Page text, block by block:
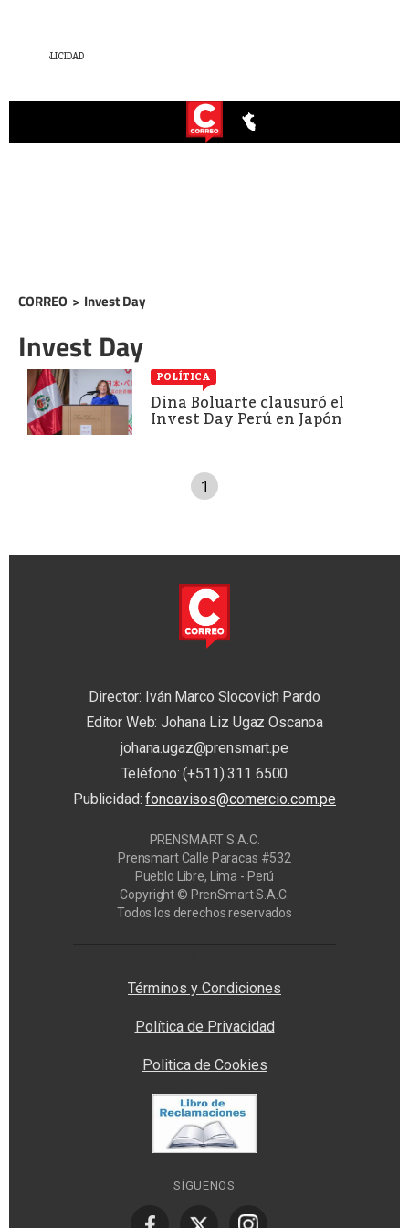
CORREO > Invest Day
Invest Day
POLÍTICA
Dina Boluarte clausuró el
Invest Day Perú en Japón
1
Director: Iván Marco Slocovich Pardo
Editor Web: Johana Liz Ugaz Oscanoa
johana.ugaz@prensmart.pe
Teléfono: (+511) 311 6500
Publicidad:fonoavisos@comercio.com.pe
PRENSMART S.A.C.
Prensmart Calle Paracas #532
Pueblo Libre, Lima - Perú
Copyright © PrenSmart S.A.C.
Todos los derechos reservados
Términos y Condiciones
Política de Privacidad
Politica de Cookies
SÍGUENOS